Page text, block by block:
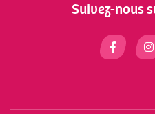
Suivez-nous